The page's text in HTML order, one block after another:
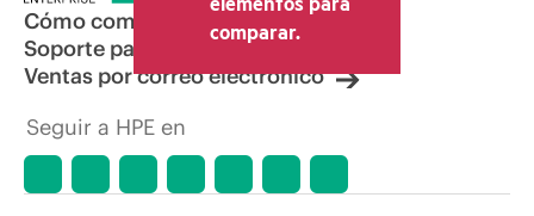
comparar.
Cómo comprar
Soporte para productos
Ventas por correo electrónico
Seguir a HPE en